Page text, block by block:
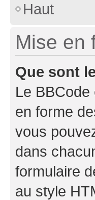
Haut
Mise en
Que sont
Le
en forme
vous
dans
formulaire
au style